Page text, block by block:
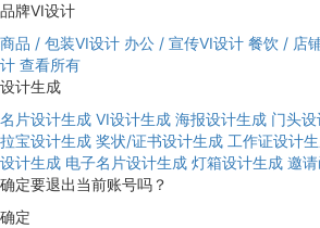
品牌VI设计
商品 / 包装VI设计 办公 / 宣传VI设计 餐饮 / 店
计 查看所有
设计生成
名片设计生成 VI设计生成 海报设计生成 门头
拉宝设计生成 奖状/证书设计生成 工作证设计
设计生成 电子名片设计生成 灯箱设计生成 邀
确定要退出当前账号吗？
确定